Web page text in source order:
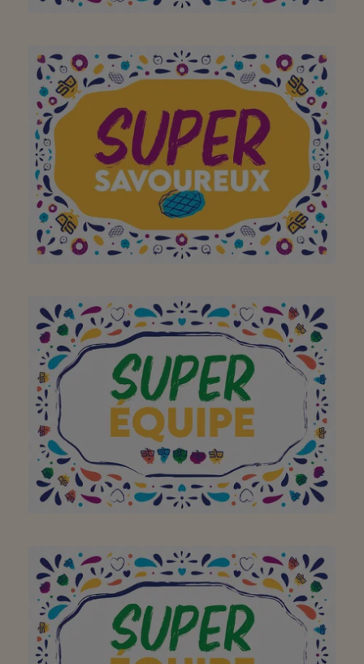
À toute l'équipe pour
avoir fait de votre
supermarché de quartier
un super endroit. Merci!
Continuez comme ça!
Il est super
Vous êtes serviables
compétents et votre
ambassadeur est